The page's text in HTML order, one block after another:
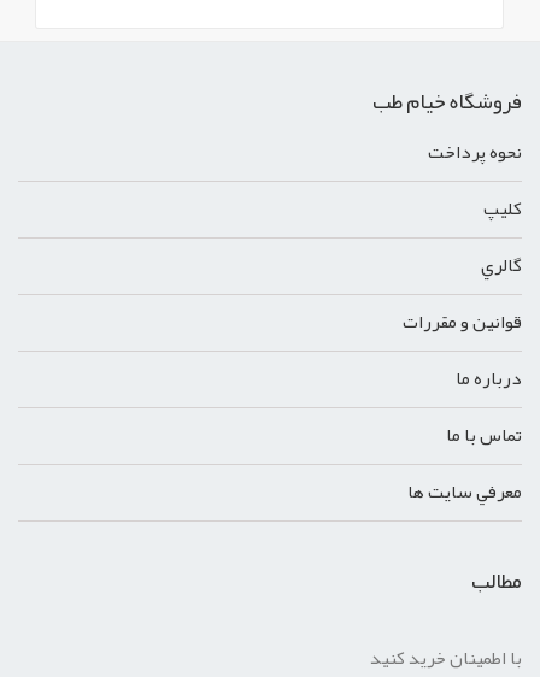
فروشگاه خیام طب
نحوه پرداخت
کليپ
گالري
قوانين و مقررات
درباره ما
تماس با ما
معرفي سايت ها
مطالب
با اطمینان خرید کنید